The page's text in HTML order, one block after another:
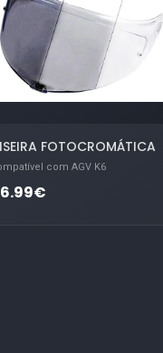
FOTOCROMÁTICA
com AGV K6